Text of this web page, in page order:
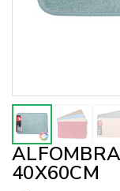
40X60CM